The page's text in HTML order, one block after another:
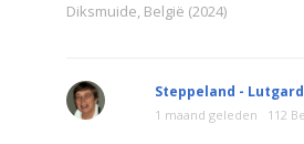
Diksmuide, België (2024)
Steppeland -
1 maand geleden 112